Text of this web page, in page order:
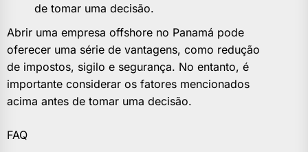
de tomar uma decisão.
Abrir uma empresa offshore no Panamá pode
oferecer uma série de vantagens, como redução
de impostos, sigilo e segurança. No entanto, é
importante considerar os fatores mencionados
acima antes de tomar uma decisão.
FAQ